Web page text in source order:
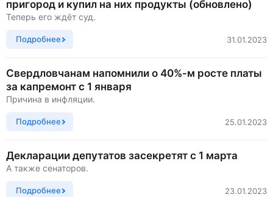
пригород и купил на них продукты (обновлено)
Теперь его ждёт суд.
Подробнее 31.01.2023
Свердловчанам напомнили о 40%-м росте платы
за капремонт с 1 января
Причина в инфляции.
Подробнее 25.01.2023
Декларации депутатов засекретят с 1 марта
А также сенаторов.
Подробнее 23.01.2023